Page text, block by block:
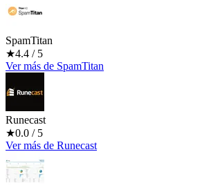
SpamTitan
★4.4 / 5
Ver más de SpamTitan
Runecast
★0.0 / 5
Ver más de Runecast